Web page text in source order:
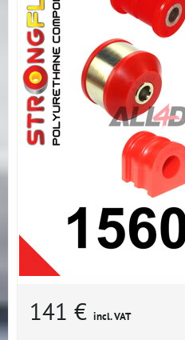
141 € incl. VAT